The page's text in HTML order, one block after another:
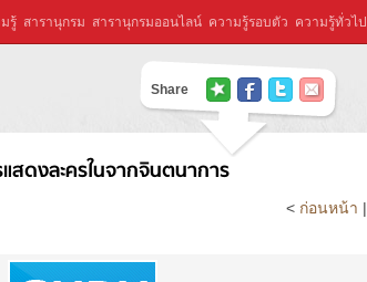
รู้ สารานุกรม สารานุกรมออนไลน์ ความรู้รอบตัว ความรู้ทั่วไป
Share
สดงละครในจากจินตนาการ
< ก่อนหน้า |